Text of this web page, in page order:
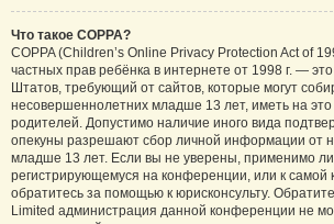
Что такое COPPA?
COPPA (Children’s Online Privacy Protection Act of
частных прав ребёнка в интернете от 1998 г. —
Штатов, требующий от сайтов, которые могут
несовершеннолетних младше 13 лет, иметь на это
родителей. Допустимо наличие иного вида
опекуны разрешают сбор личной информации от
младше 13 лет. Если вы не уверены, применимо ли
регистрирующемуся на конференции, или к самой
обратитесь за помощью к юрисконсульту.
Limited администрация данной конференции не